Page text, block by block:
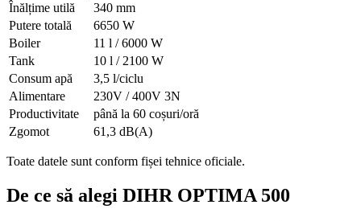
Înălțime utilă
340 mm
Putere totală
6650 W
Boiler
11 l / 6000 W
Tank
10 l / 2100 W
Consum apă
3,5 l/ciclu
Alimentare
230V / 400V 3N
Productivitate
până la 60 coșuri/oră
Zgomot
61,3 dB(A)
Toate datele sunt conform fișei tehnice oficiale.
De ce să alegi DIHR OPTIMA 500